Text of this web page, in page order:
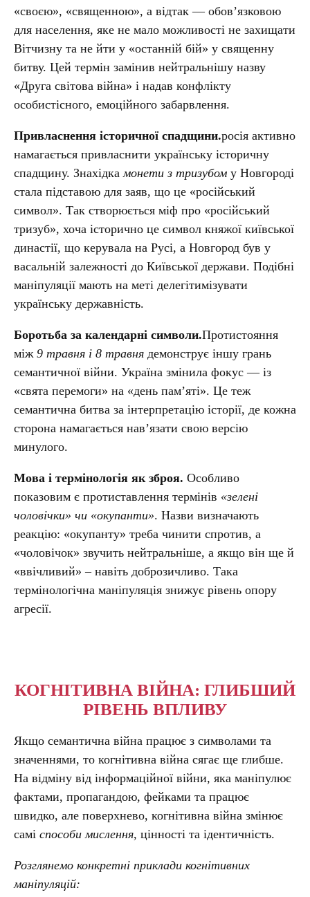
«своєю», «священною», а відтак — обов’язковою
для населення, яке не мало можливості не захищати
Вітчизну та не йти у «останній бій» у священну
битву. Цей термін замінив нейтральнішу назву
«Друга світова війна» і надав конфлікту
особистісного, емоційного забарвлення.
Привласнення історичної спадщини.росія активно
намагається привласнити українську історичну
спадщину. Знахідкамонети з тризубом у Новгороді
стала підставою для заяв, що це «російський
символ». Так створюється міф про «російський
тризуб», хоча історично це символ княжої київської
династії, що керувала на Русі, а Новгород був у
васальній залежності до Київської держави. Подібні
маніпуляції мають на меті делегітимізувати
українську державність.
Боротьба за календарні символи.Протистояння
між 9 травня і 8 травня демонструє іншу грань
семантичної війни. Україна змінила фокус — із
«свята перемоги» на «день пам’яті». Це теж
семантична битва за інтерпретацію історії, де кожна
сторона намагається нав’язати свою версію
минулого.
Мова і термінологія як зброя. Особливо
показовим є протиставлення термінів «зелені
чоловічки» чи «окупанти». Назви визначають
реакцію: «окупанту» треба чинити спротив, а
«чоловічок» звучить нейтральніше, а якщо він ще й
«ввічливий» – навіть доброзичливо. Така
термінологічна маніпуляція знижує рівень опору
агресії.
КОГНІТИВНА ВІЙНА: ГЛИБШИЙ
РІВЕНЬ ВПЛИВУ
Якщо семантична війна працює з символами та
значеннями, то когнітивна війна сягає ще глибше.
На відміну від інформаційної війни, яка маніпулює
фактами, пропагандою, фейками та працює
швидко, але поверхнево, когнітивна війна змінює
самі способи мислення, цінності та ідентичність.
Розглянемо конкретні приклади когнітивних
маніпуляцій: